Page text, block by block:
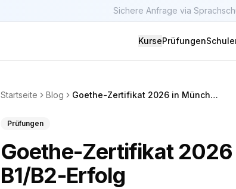
Sichere Anfrage via
KursePrüfungen
Startseite Blog Goethe-Zertifikat 2026 in München: Schnell zum B1/B2-Erfolg
Prüfungen
Goethe-Zertifikat
B1/B2-Erfolg